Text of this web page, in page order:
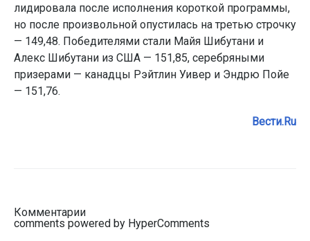
лидировала после исполнения короткой программы,
но после произвольной опустилась на третью строчку
— 149,48. Победителями стали Майя Шибутани и
Алекс Шибутани из США — 151,85, серебряными
призерами — канадцы Рэйтлин Уивер и Эндрю Пойе
— 151,76.
Вести.Ru
Комментарии
comments powered by HyperComments